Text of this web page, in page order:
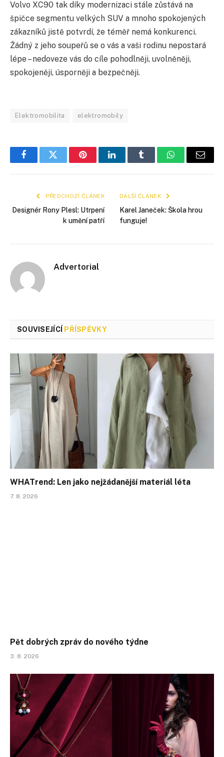
Volvo XC90 tak díky modernizaci stále zůstává na
špičce segmentu velkých SUV a mnoho spokojených
zákazníků jistě potvrdí, že téměř nemá konkurenci.
Žádný z jeho soupeřů se o vás a vaši rodinu nepostará
lépe – nedoveze vás do cíle pohodlněji, uvolněněji,
spokojeněji, úsporněji a bezpečněji.
Elektromobilita elektromobily
FacebookTwitter PinterestLinkedInTumblr WhatsApp
E-
PŘEDCHOZÍ ČLÁNEK
Designér Rony Plesl: Utrpení
k umění patří
DALŠÍ ČLÁNEK
Karel Janeček: Škola hrou
funguje!
Advertorial
SOUVISEJÍCÍ PŘÍSPĚVKY
WHATrend: Len jako nejžádanější materiál léta
7. 8. 2026
Pět dobrých zpráv do nového týdne
3. 8. 2026